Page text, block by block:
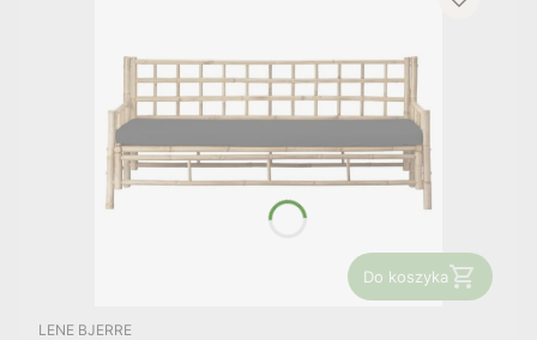
Do koszyka
PRODUCENT
LENE BJERRE